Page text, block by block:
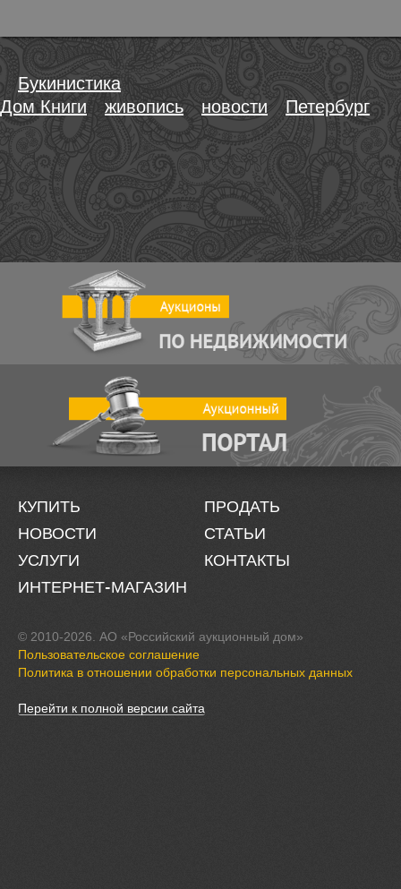
Букинистика
Дом Книги
живопись новости Петербург
КУПИТЬ
ПРОДАТЬ
НОВОСТИ
СТАТЬИ
УСЛУГИ
КОНТАКТЫ
ИНТЕРНЕТ-МАГАЗИН
© 2010-2026. АО «Российский аукционный дом»
Пользовательское соглашение
Политика в отношении обработки персональных данных
Перейти к полной версии сайта